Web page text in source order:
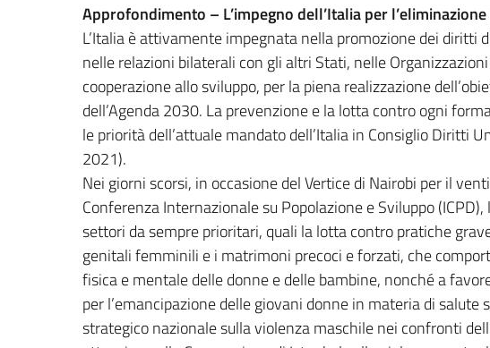
Approfondimento – L’impegno dell’Italia per
L’Italia è attivamente impegnata nella promozione dei diritti
nelle relazioni bilaterali con gli altri Stati, nelle
cooperazione allo sviluppo, per la piena realizzazione
dell’Agenda 2030. La prevenzione e la lotta contro ogni
le priorità dell’attuale mandato dell’Italia in Consiglio Diritti
2021).
Nei giorni scorsi, in occasione del Vertice di Nairobi per il
Conferenza Internazionale su Popolazione e Sviluppo
settori da sempre prioritari, quali la lotta contro pratiche
genitali femminili e i matrimoni precoci e forzati, che
fisica e mentale delle donne e delle bambine, nonché a
per l’emancipazione delle giovani donne in materia di
strategico nazionale sulla violenza maschile nei confronti